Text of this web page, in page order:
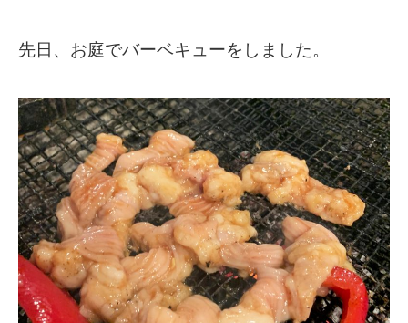
先日、お庭でバーベキューをしました。